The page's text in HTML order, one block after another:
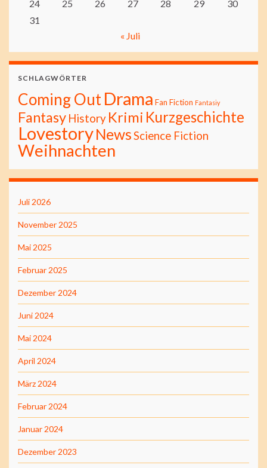
24
25 26 27 28 29
30
31
« Juli
SCHLAGWÖRTER
Coming OutDrama Fan Fiction Fantasiy
Fantasy History Krimi Kurzgeschichte
LovestoryNewsScience Fiction
Weihnachten
Juli 2026
November 2025
Mai 2025
Februar 2025
Dezember 2024
Juni 2024
Mai 2024
April 2024
März 2024
Februar 2024
Januar 2024
Dezember 2023